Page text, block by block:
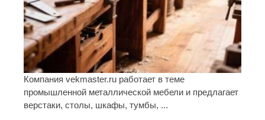
Компания vekmaster.ru работает в теме
промышленной металлической мебели и предлагает
верстаки, столы, шкафы, тумбы, ...